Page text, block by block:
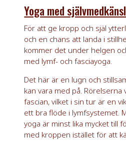
Yoga med
För att ge kropp och själ
och en chans att landa i
kommer det under helgen
med lymf- och fasciayoga.
Det här är en lugn och
kan vara med på.
fascian, vilket i sin tur är en
ett bra flöde i lymfsystemet.
yoga är minst lika mycket till
med kroppen istället för att